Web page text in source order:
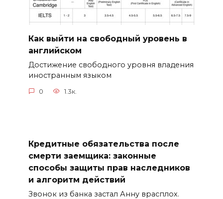
Как выйти на свободный уровень в
английском
Достижение свободного уровня владения
иностранным языком
0 1.3к.
Кредитные обязательства после
смерти заемщика: законные
способы защиты прав наследников
и алгоритм действий
Звонок из банка застал Анну врасплох.